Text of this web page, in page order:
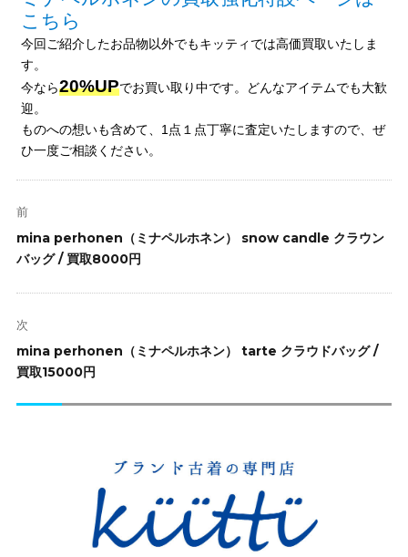
こちら
今回ご紹介したお品物以外でもキッティでは高価買取いたしま
す。
今なら20%UPでお買い取り中です。どんなアイテムでも大歓
迎。
ものへの想いも含めて、1点１点丁寧に査定いたしますので、ぜ
ひ一度ご相談ください。
稿
ナ
ビ
ゲ
ー
シ
ョ
ン
前
前
の
mina perhonen（ミナペルホネン） snow candle クラウン
バッグ / 買取8000円
次
次
の
mina perhonen（ミナペルホネン） tarte クラウドバッグ /
買取15000円